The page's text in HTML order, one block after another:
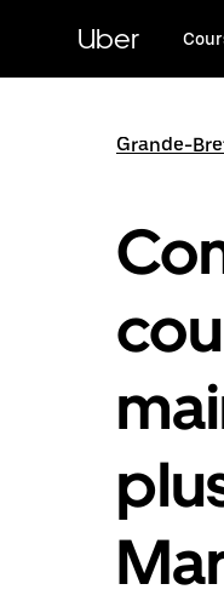
principal
Uber
Grande-